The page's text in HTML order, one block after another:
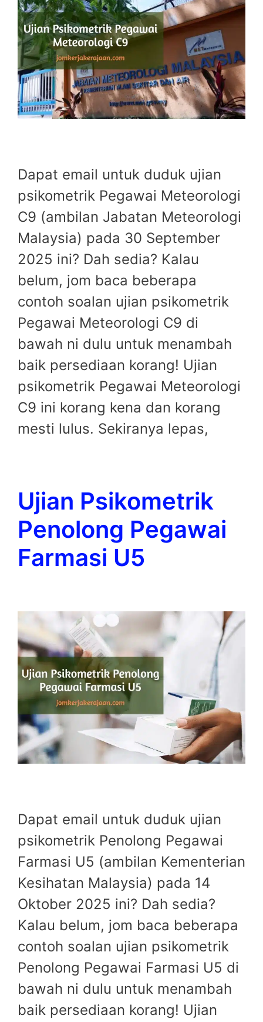
Dapat email untuk duduk ujian
psikometrik Pegawai Meteorologi
C9 (ambilan Jabatan Meteorologi
Malaysia) pada 30 September
2025 ini? Dah sedia? Kalau
belum, jom baca beberapa
contoh soalan ujian psikometrik
Pegawai Meteorologi C9 di
bawah ni dulu untuk menambah
baik persediaan korang! Ujian
psikometrik Pegawai Meteorologi
C9 ini korang kena dan korang
mesti lulus. Sekiranya lepas,
Ujian Psikometrik
Penolong Pegawai
Farmasi U5
Dapat email untuk duduk ujian
psikometrik Penolong Pegawai
Farmasi U5 (ambilan Kementerian
Kesihatan Malaysia) pada 14
Oktober 2025 ini? Dah sedia?
Kalau belum, jom baca beberapa
contoh soalan ujian psikometrik
Penolong Pegawai Farmasi U5 di
bawah ni dulu untuk menambah
baik persediaan korang! Ujian